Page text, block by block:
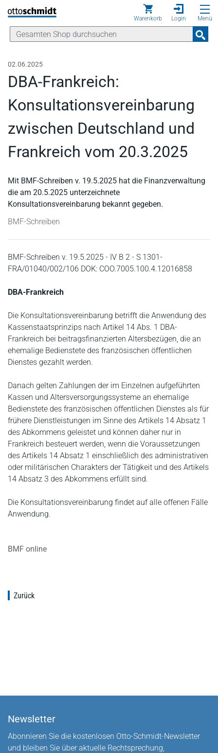
Direkt zum Inhalt
Warenkorb Login Menü
02.06.2025
DBA-Frankreich:
Konsultationsvereinbarung
zwischen Deutschland und
Frankreich vom 20.3.2025
Mit BMF-Schreiben v. 19.5.2025 hat die Finanzverwaltung
die am 20.5.2025 unterzeichnete
Konsultationsvereinbarung bekannt gegeben.
BMF-Schreiben
BMF-Schreiben v. 19.5.2025 - IV B 2 - S 1301-
FRA/01040/002/106 DOK: COO.7005.100.4.12016858
DBA-Frankreich
Die Konsultationsvereinbarung betrifft die Anwendung des
Kassenstaatsprinzips nach Artikel 14 Abs. 1 DBA-
Frankreich bei beitragsfinanzierten Altersbezügen, die an
ehemalige Bedienstete des französischen öffentlichen
Dienstes gezahlt werden.
Danach gelten Zahlungen der im Einzelnen aufgeführten
Kassen und Altersversorgungssysteme an ehemalige
Bedienstete des französischen öffentlichen Dienstes als für
frühere Dienstleistungen im Sinne des Artikels 14 Absatz 1
des Abkommens geleistet und können daher nur in
Frankreich besteuert werden, wenn die Voraussetzungen
des Artikels 14 Absatz 1 einschließlich des administrativen
oder militärischen Charakters der Tätigkeit und des Artikels
14 Absatz 3 des Abkommens erfüllt sind.
Die Konsultationsvereinbarung findet auf alle offenen Fälle
Anwendung.
BMF online
Zurück
Newsletter
Abonnieren Sie die kostenlosen Otto-Schmidt-Newsletter
und bleiben Sie über aktuelle Rechtsprechung,